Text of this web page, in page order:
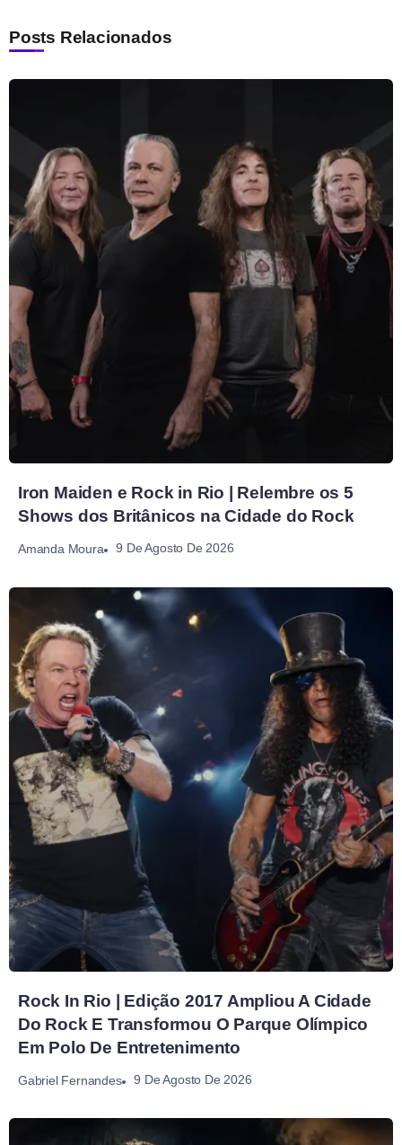
Posts Relacionados
Iron Maiden e Rock in Rio | Relembre os 5
Shows dos Britânicos na Cidade do Rock
Amanda Moura 9 De Agosto De 2026
Rock In Rio | Edição 2017 Ampliou A Cidade
Do Rock E Transformou O Parque Olímpico
Em Polo De Entretenimento
Gabriel Fernandes 9 De Agosto De 2026